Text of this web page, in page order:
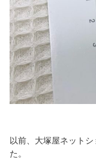
以前、大塚屋ネット
た。